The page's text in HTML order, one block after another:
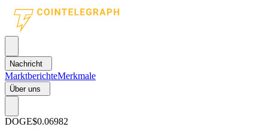
Nachricht
MarktberichteMerkmale
Über uns
DOGE$0.06982